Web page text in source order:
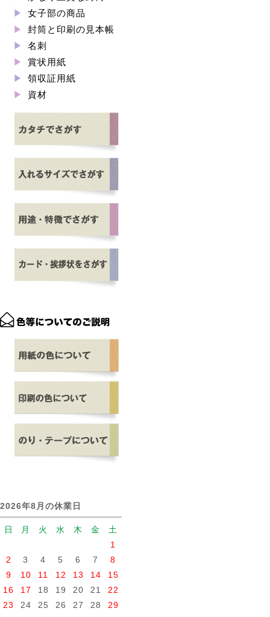
女子部の商品
封筒と印刷の見本帳
名刺
賞状用紙
領収証用紙
資材
2026年8月の休業日
日 月 火 水 木 金
土
1
2
3 4 5 6 7
8
9
10 11 12 13 14
15
16
17 18 19 20 21
22
23
24 25 26 27 28
29